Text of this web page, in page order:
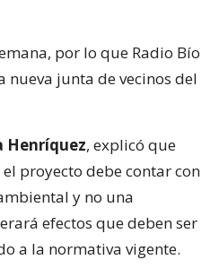
por lo que Radio Bío
nueva junta de vecinos del
Henríquez, explicó que
proyecto debe contar con
y no una
efectos que deben ser
a la normativa vigente.